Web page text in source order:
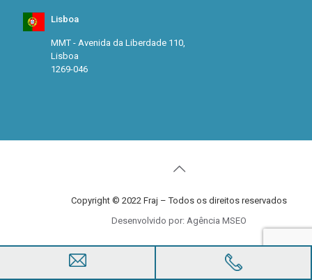
Lisboa
MMT - Avenida da Liberdade 110,
Lisboa
1269-046
Copyright © 2022 Fraj – Todos os direitos reservados
Desenvolvido por: Agência MSEO